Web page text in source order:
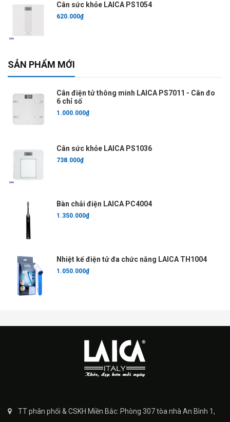
Cân sức khỏe LAICA PS1054
620.000₫
SẢN PHẨM MỚI
Cân điện tử thông minh LAICA PS7011 - Cân đo
6 chỉ số
1.000.000₫
Cân sức khỏe LAICA PS1036
738.000₫
Bàn chải điện LAICA PC4004
1.350.000₫
Nhiệt kế điện tử đa chức năng LAICA TH1004
1.050.000₫
TT phân phối & CSKH Miền Bắc: Phòng 307 tòa nhà An Bình 1,